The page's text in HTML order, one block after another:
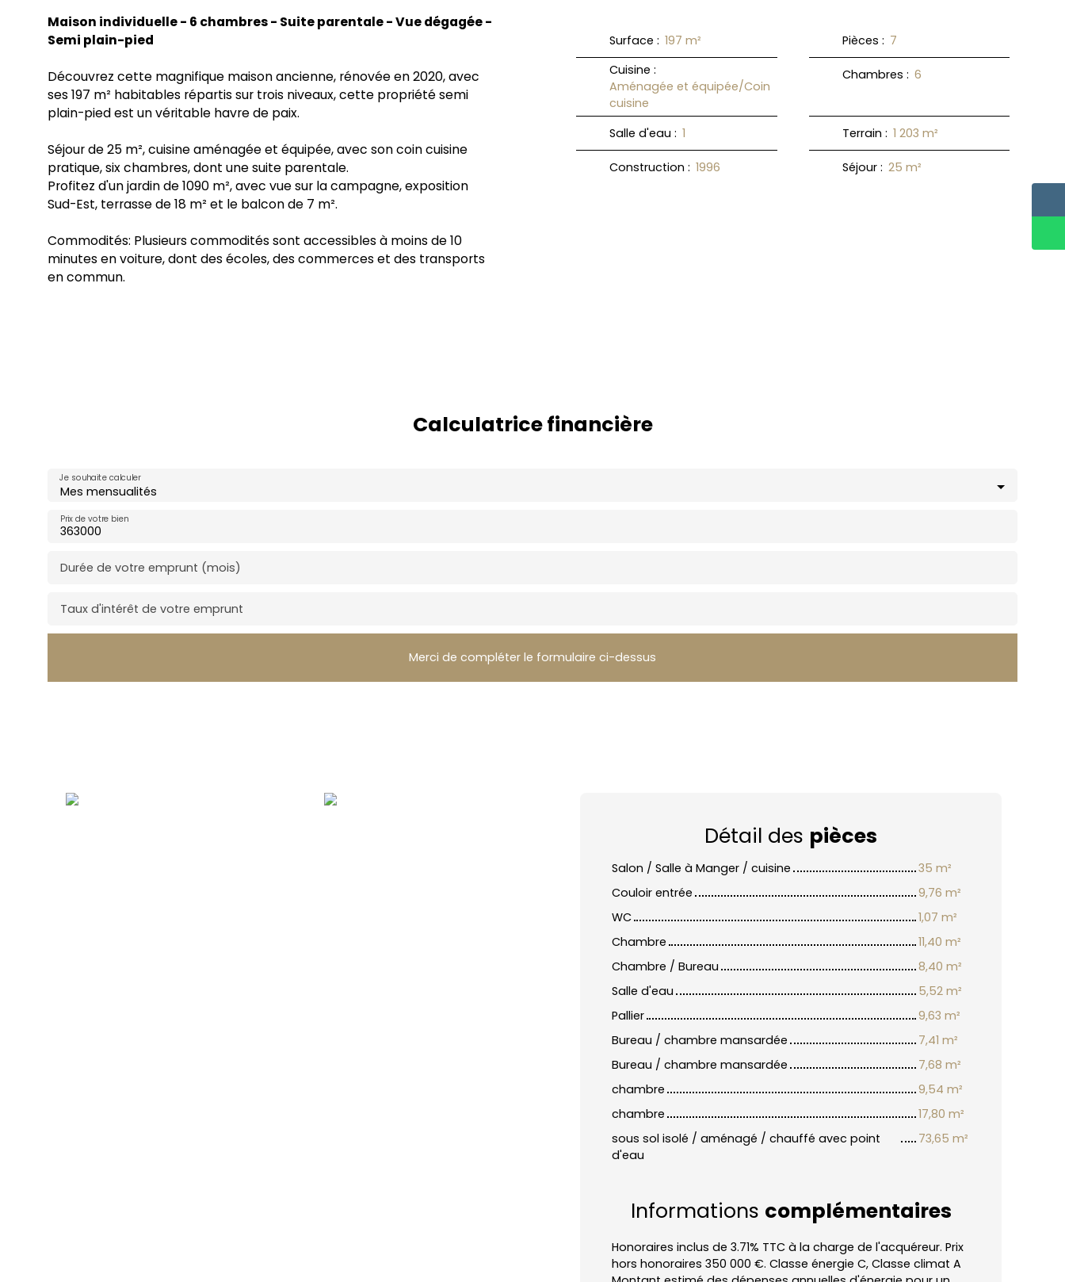
Maison individuelle - 6 chambres - Suite parentale - Vue dégagée -
Semi plain-pied
Découvrez cette magnifique maison ancienne, rénovée en 2020, avec
ses 197 m² habitables répartis sur trois niveaux, cette propriété semi
plain-pied est un véritable havre de paix.
Séjour de 25 m², cuisine aménagée et équipée, avec son coin cuisine
pratique, six chambres, dont une suite parentale.
Profitez d'un jardin de 1090 m², avec vue sur la campagne, exposition
Sud-Est, terrasse de 18 m² et le balcon de 7 m².
Commodités: Plusieurs commodités sont accessibles à moins de 10
minutes en voiture, dont des écoles, des commerces et des transports
en commun.
Surface : 197 m² Pièces : 7
Cuisine :
Aménagée et équipée/Coin
cuisine
Chambres : 6
Salle d'eau : 1 Terrain : 1 203 m²
Construction : 1996 Séjour: 25 m²
Calculatrice financière
Mes mensualités
Je souhaite calculer
Prix de votre bien
Durée de votre emprunt (mois)
Taux d'intérêt de votre emprunt
Merci de compléter le formulaire ci-dessus
Détail des pièces
Salon / Salle à Manger / cuisine
35 m²
Couloir entrée
9,76 m²
WC
1,07 m²
Chambre
11,40 m²
Chambre / Bureau
8,40 m²
Salle d'eau
5,52 m²
Pallier
9,63 m²
Bureau / chambre mansardée
7,41 m²
Bureau / chambre mansardée
7,68 m²
chambre
9,54 m²
chambre
17,80 m²
sous sol isolé / aménagé / chauffé avec point
d'eau
73,65 m²
Informations complémentaires
Honoraires inclus de 3.71% TTC à la charge de l'acquéreur. Prix
hors honoraires 350 000 €. Classe énergie C, Classe climat A